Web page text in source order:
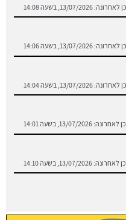
לאחרונה: 13/07/2026, בשעה 14:06
לאחרונה: 13/07/2026, בשעה 14:04
לאחרונה:13/07/2026, בשעה 14:01
לאחרונה: 13/07/2026, בשעה 14:10